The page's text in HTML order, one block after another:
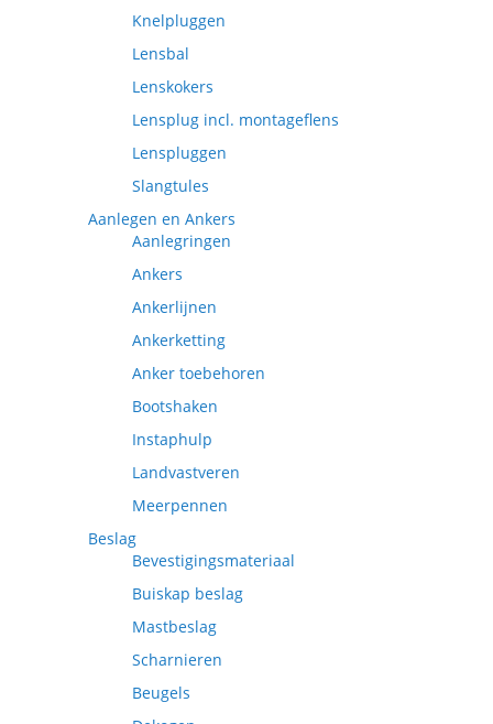
Knelpluggen
Lensbal
Lenskokers
Lensplug incl. montageflens
Lenspluggen
Slangtules
Aanlegen en Ankers
Aanlegringen
Ankers
Ankerlijnen
Ankerketting
Anker toebehoren
Bootshaken
Instaphulp
Landvastveren
Meerpennen
Beslag
Bevestigingsmateriaal
Buiskap beslag
Mastbeslag
Scharnieren
Beugels